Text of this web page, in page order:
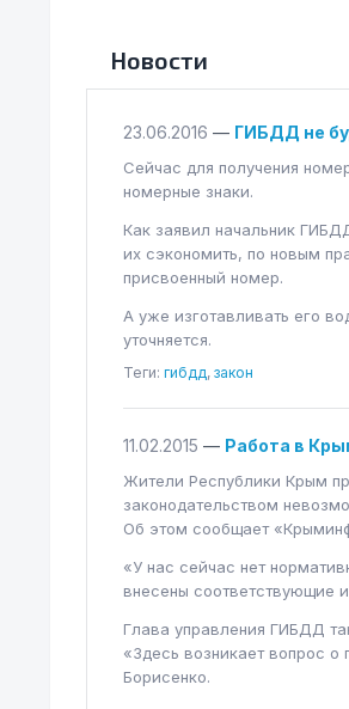
Новости
23.06.2016 — ГИБДД не
Сейчас для получения
номерные знаки.
Как заявил начальник
их сэкономить, по новым
присвоенный номер.
А уже изготавливать его
уточняется.
Теги: гибдд, закон
11.02.2015 — Работа в
Жители Республики Крым
законодательством
Об этом сообщает
«У нас сейчас нет
внесены соответствующие
Глава управления ГИБДД
«Здесь возникает вопрос
Борисенко.